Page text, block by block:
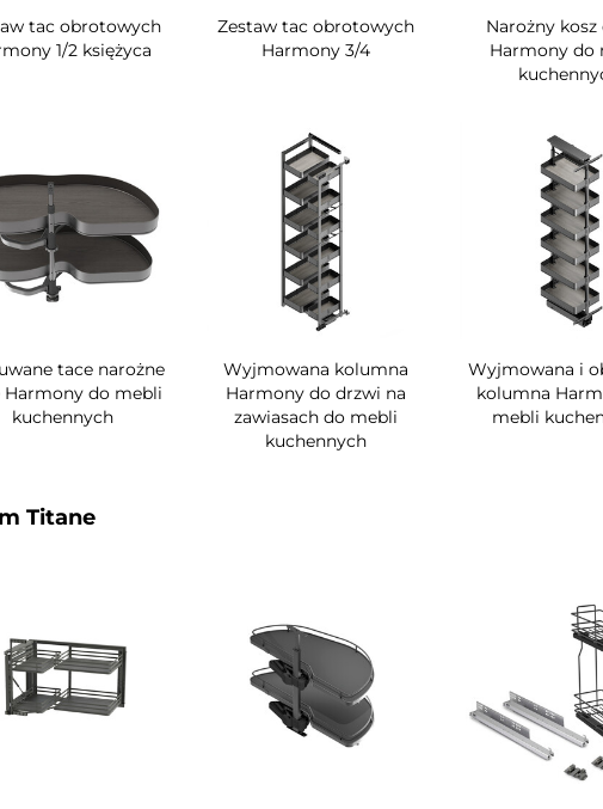
tac obrotowych
1/2 księżyca
Zestaw tac obrotowych
Harmony 3/4
Narożny
Harmony do
tace narożne
Harmony do mebli
kuchennych
Wyjmowana kolumna
Harmony do drzwi na
zawiasach do mebli
kuchennych
Wyjmowana i
kolumna
mebli
Titane